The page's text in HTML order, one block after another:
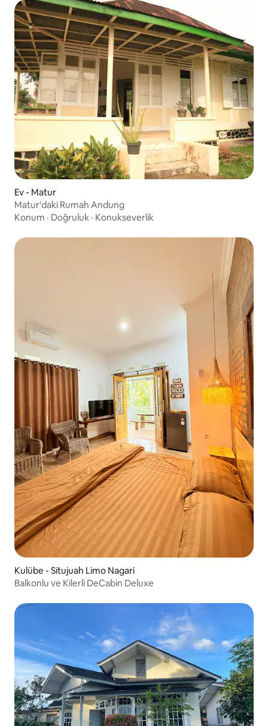
Ev - Matur
Matur'daki Rumah Andung
Konum · Doğruluk · Konukseverlik
Kulübe - Situjuah Limo Nagari
Balkonlu ve Kilerli DeCabin Deluxe